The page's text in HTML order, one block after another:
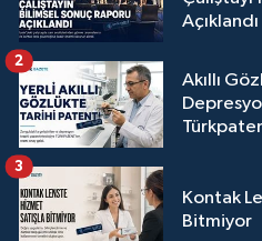
Açıklandı
Akıllı
2
Kontak
Bitmiyor
3